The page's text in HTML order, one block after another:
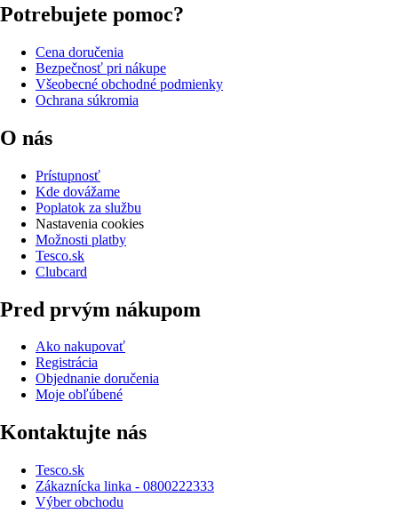
Potrebujete pomoc?
Cena doručenia
Bezpečnosť pri nákupe
Všeobecné obchodné podmienky
Ochrana súkromia
O nás
Prístupnosť
Kde dovážame
Poplatok za službu
Nastavenia cookies
Možnosti platby
Tesco.sk
Clubcard
Pred prvým nákupom
Ako nakupovať
Registrácia
Objednanie doručenia
Moje obľúbené
Kontaktujte nás
Tesco.sk
Zákaznícka linka - 0800222333
Výber obchodu